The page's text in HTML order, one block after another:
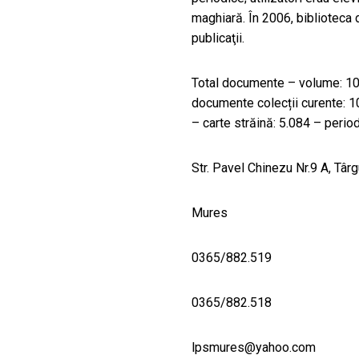
maghiară. În 2006,
publicaţii.
Total documente – volume:
documente colecții curente:
– carte străină: 5.084 –
Str. Pavel Chinezu Nr.9 A,
Mures
0365/882.519
0365/882.518
lpsmures@yahoo.com